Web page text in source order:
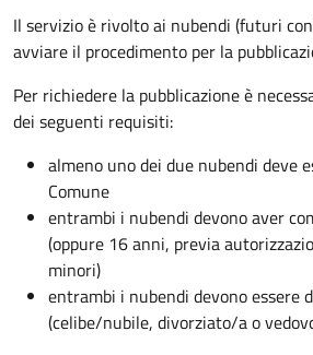
Il servizio è rivolto ai nubendi (futuri
avviare il procedimento per la
Per richiedere la pubblicazione è
dei seguenti requisiti:
almeno uno dei due nubendi deve
Comune
entrambi i nubendi devono aver
(oppure 16 anni, previa
minori)
entrambi i nubendi devono essere
(celibe/nubile, divorziato/a o